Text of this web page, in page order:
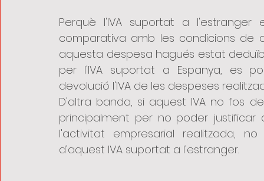
Perquè l'IVA suportat a
comparativa amb les condicions de
aquesta despesa hagués estat
per l'IVA suportat a Espanya, es
devolució l'IVA de les despeses
D'altra banda, si aquest IVA no fos
principalment per no poder
l'activitat empresarial realitzada,
d'aquest IVA suportat a l'estranger.